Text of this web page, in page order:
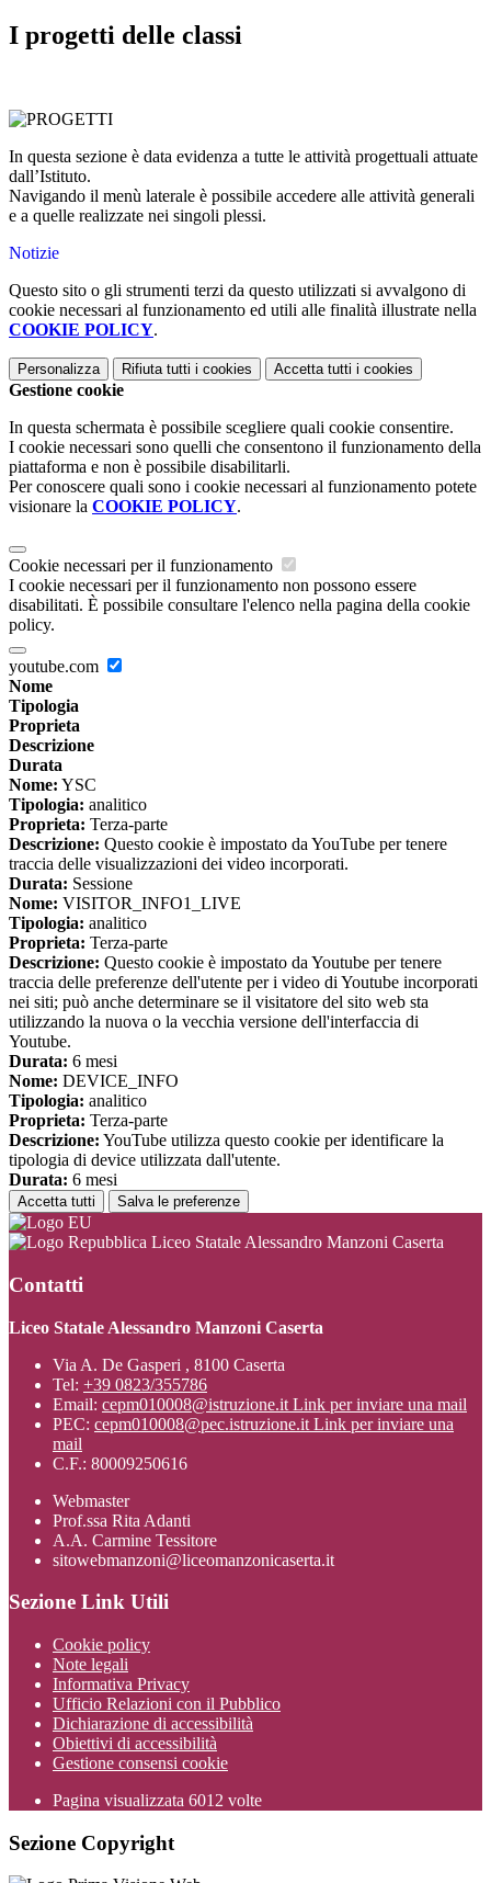
I progetti delle classi
In questa sezione è data evidenza a tutte le attività progettuali attuate
dall’Istituto.
Navigando il menù laterale è possibile accedere alle attività generali
e a quelle realizzate nei singoli plessi.
Notizie
Questo sito o gli strumenti terzi da questo utilizzati si avvalgono di
cookie necessari al funzionamento ed utili alle finalità illustrate nella
COOKIE POLICY.
Personalizza Rifiuta tutti i cookies Accetta tutti i cookies
Gestione cookie
In questa schermata è possibile scegliere quali cookie consentire.
I cookie necessari sono quelli che consentono il funzionamento della
piattaforma e non è possibile disabilitarli.
Per conoscere quali sono i cookie necessari al funzionamento potete
visionare la COOKIE POLICY.
Cookie necessari per il funzionamento
I cookie necessari per il funzionamento non possono essere
disabilitati. È possibile consultare l'elenco nella pagina della cookie
policy.
youtube.com
Nome
Tipologia
Proprieta
Descrizione
Durata
Nome: YSC
Tipologia: analitico
Proprieta: Terza-parte
Descrizione: Questo cookie è impostato da YouTube per tenere
traccia delle visualizzazioni dei video incorporati.
Durata: Sessione
Nome: VISITOR_INFO1_LIVE
Tipologia: analitico
Proprieta: Terza-parte
Descrizione: Questo cookie è impostato da Youtube per tenere
traccia delle preferenze dell'utente per i video di Youtube incorporati
nei siti; può anche determinare se il visitatore del sito web sta
utilizzando la nuova o la vecchia versione dell'interfaccia di
Youtube.
Durata: 6 mesi
Nome: DEVICE_INFO
Tipologia: analitico
Proprieta: Terza-parte
Descrizione: YouTube utilizza questo cookie per identificare la
tipologia di device utilizzata dall'utente.
Durata: 6 mesi
Accetta tutti Salva le preferenze
Liceo Statale Alessandro Manzoni Caserta
Contatti
Liceo Statale Alessandro Manzoni Caserta
Via A. De Gasperi , 8100 Caserta
Tel: +39 0823/355786
Email: cepm010008@istruzione.it Link per inviare una mail
PEC: cepm010008@pec.istruzione.it Link per inviare una
mail
C.F.: 80009250616
Webmaster
Prof.ssa Rita Adanti
A.A. Carmine Tessitore
sitowebmanzoni@liceomanzonicaserta.it
Sezione Link Utili
Cookie policy
Note legali
Informativa Privacy
Ufficio Relazioni con il Pubblico
Dichiarazione di accessibilità
Obiettivi di accessibilità
Gestione consensi cookie
Pagina visualizzata 6012 volte
Sezione Copyright